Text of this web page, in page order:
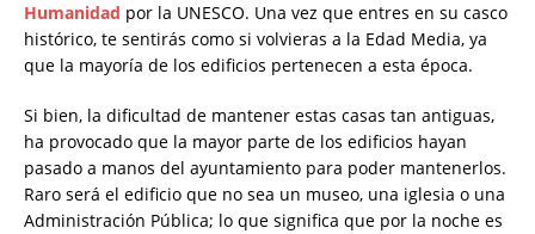
Humanidad por la UNESCO. Una vez que entres en su casco
histórico, te sentirás como si volvieras a la Edad Media, ya
que la mayoría de los edificios pertenecen a esta época.
Si bien, la dificultad de mantener estas casas tan antiguas,
ha provocado que la mayor parte de los edificios hayan
pasado a manos del ayuntamiento para poder mantenerlos.
Raro será el edificio que no sea un museo, una iglesia o una
Administración Pública; lo que significa que por la noche es